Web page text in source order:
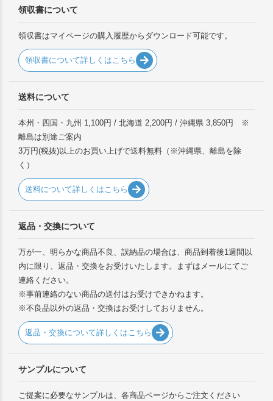
領収書について
領収書はマイページの購入履歴からダウンロード可能です。
領収書について詳しくはこちら
送料について
本州・四国・九州 1,100円 / 北海道 2,200円 / 沖縄県 3,850円 ※
離島は別途ご案内
3万円(税抜)以上のお買い上げで送料無料（※沖縄県、離島を除
く）
送料について詳しくはこちら
返品・交換について
万が一、明らかな商品不良、誤納品の場合は、商品到着後1週間以
内に限り、返品・交換をお受けいたします。まずはメールにてご
連絡ください。
※事前連絡のない商品の送付はお受けできかねます。
※不良品以外の返品・交換はお受けしておりません。
返品・交換について詳しくはこちら
サンプルについて
ご提案に必要なサンプルは、各商品ページからご注文ください